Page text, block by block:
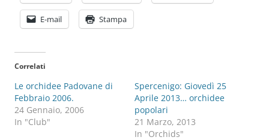
E-mail Stampa
Correlati
Le orchidee Padovane di
Febbraio 2006.
24 Gennaio, 2006
In "Club"
Spercenigo: Giovedì 25
Aprile 2013… orchidee
popolari
21 Marzo, 2013
In "Orchids"